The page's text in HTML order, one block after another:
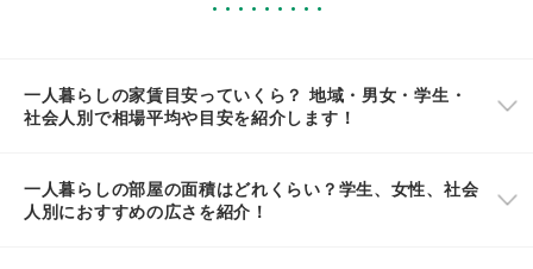
一人暮らしの家賃目安っていくら？ 地域・男女・学生・
社会人別で相場平均や目安を紹介します！
一人暮らしの部屋の面積はどれくらい？学生、女性、社会
人別におすすめの広さを紹介！